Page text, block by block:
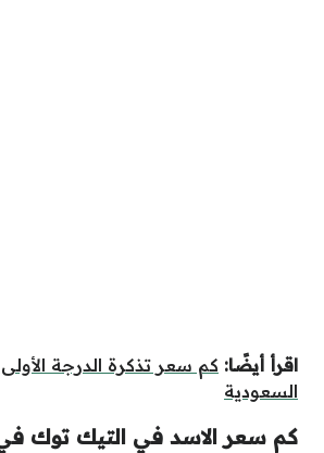
اقرأ أيضًا: كم سعر تذكرة الدرجة
السعودية
كم سعر الاسد في التيك توك